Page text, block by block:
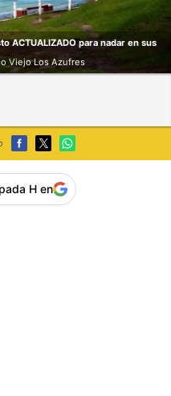
ACTUALIZADO para nadar en sus
Viejo Los Azufres
H en